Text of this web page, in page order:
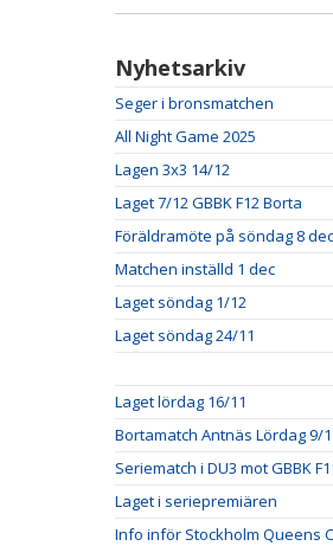
Nyhetsarkiv
Seger i bronsmatchen
All Night Game 2025
Lagen 3x3 14/12
Laget 7/12 GBBK F12 Borta
Föräldramöte på söndag 8 dec
Matchen inställd 1 dec
Laget söndag 1/12
Laget söndag 24/11
Laget lördag 16/11
Bortamatch Antnäs Lördag 9/
Seriematch i DU3 mot GBBK
Laget i seriepremiären
Info inför Stockholm Queens